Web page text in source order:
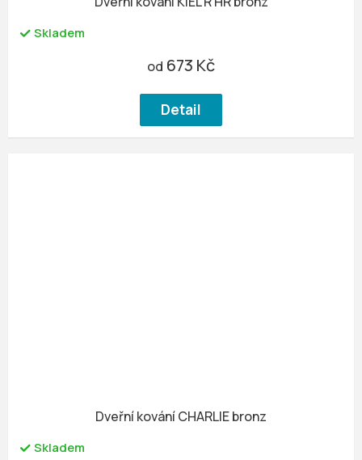
Skladem
od 673 Kč
Detail
Dveřní kování CHARLIE bronz
Skladem